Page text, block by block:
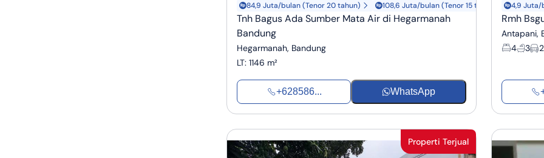
84,9 Juta/bulan (Tenor 20 tahun) 108,6 Juta/bulan (Tenor 15 tahun)
Tnh Bagus Ada Sumber Mata Air di Hegarmanah
Bandung
Hegarmanah, Bandung
LT: 1146 m²
+628586... WhatsApp
4,9 Juta/
Rmh
Antapani,
4
3 2
Properti Terjual